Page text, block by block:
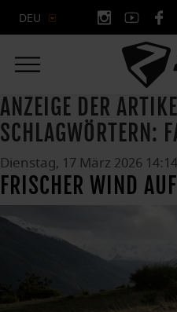
DEU
ANZEIGE DER
SCHLAGWÖRTERN:
Dienstag, 17 März 2026 14:14
FRISCHER WIND